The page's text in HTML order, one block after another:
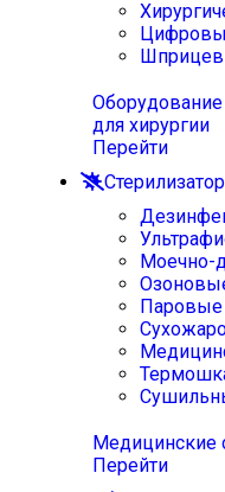
Оборудование
для хирургии
Перейти
Моечно-
Паровые
Медицинские
Перейти